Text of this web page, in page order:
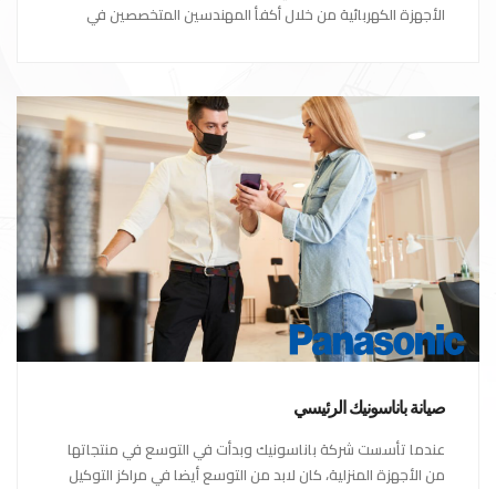
الأجهزة الكهربائية من خلال أكفأ المهندسين المتخصصين في
صيانة باناسونيك الرئيسي
عندما تأسست شركة باناسونيك وبدأت في التوسع في منتجاتها
من الأجهزة المنزلية، كان لابد من التوسع أيضا في مراكز التوكيل